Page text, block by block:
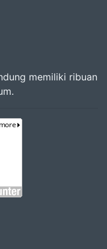
memiliki ribuan